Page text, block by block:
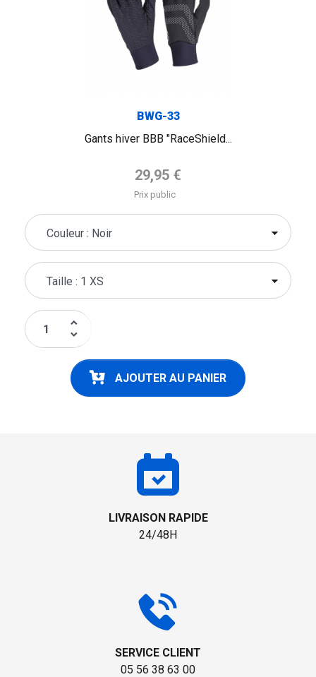
BWG-33
Gants hiver BBB "RaceShield...
Prix de base
29,95 €
Prix public
keyboard_arrow_up
keyboard_arrow_down
AJOUTER AU PANIER
LIVRAISON RAPIDE
24/48H
SERVICE CLIENT
05 56 38 63 00